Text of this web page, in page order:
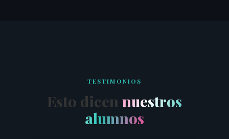
TESTIMONIOS
Esto dicen nuestros
alumnos